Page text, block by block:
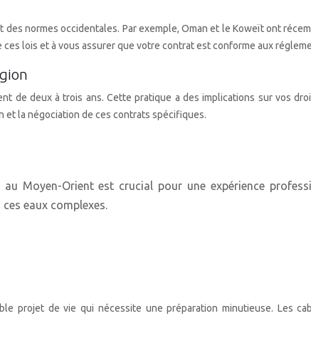
normes occidentales. Par exemple, Oman et le Koweït ont
lois et à vous assurer que votre contrat est conforme aux
de deux à trois ans. Cette pratique a des implications sur vos
et la négociation de ces contrats spécifiques.
Moyen-Orient est crucial pour une expérience
eaux complexes.
projet de vie qui nécessite une préparation minutieuse. Les